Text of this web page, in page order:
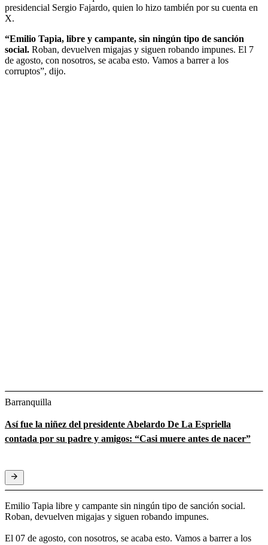
presidencial Sergio Fajardo, quien lo hizo también por su cuenta en
X.
“Emilio Tapia, libre y campante, sin ningún tipo de sanción
social. Roban, devuelven migajas y siguen robando impunes. El 7
de agosto, con nosotros, se acaba esto. Vamos a barrer a los
corruptos”, dijo.
Barranquilla
Así fue la niñez del presidente Abelardo De La Espriella
contada por su padre y amigos: “Casi muere antes de nacer”
Emilio Tapia libre y campante sin ningún tipo de sanción social.
Roban, devuelven migajas y siguen robando impunes.
El 07 de agosto, con nosotros, se acaba esto. Vamos a barrer a los